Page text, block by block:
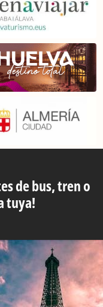
de bus, tren o
tuya!